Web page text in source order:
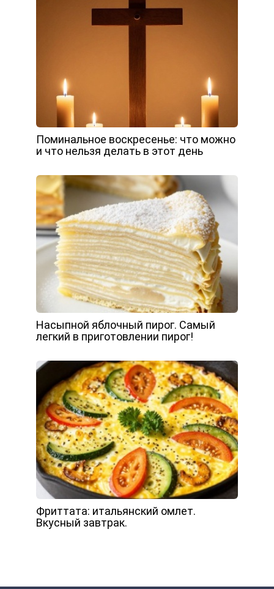
Поминальное воскресенье: что можно
и что нельзя делать в этот день
Насыпной яблочный пирог. Самый
легкий в приготовлении пирог!
Фриттата: итальянский омлет.
Вкусный завтрак.